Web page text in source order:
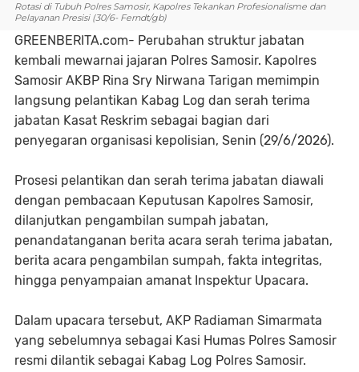
Rotasi di Tubuh Polres Samosir, Kapolres Tekankan Profesionalisme dan
Pelayanan Presisi (30/6- Ferndt/gb)
GREENBERITA.com- Perubahan struktur jabatan
kembali mewarnai jajaran Polres Samosir. Kapolres
Samosir AKBP Rina Sry Nirwana Tarigan memimpin
langsung pelantikan Kabag Log dan serah terima
jabatan Kasat Reskrim sebagai bagian dari
penyegaran organisasi kepolisian, Senin (29/6/2026).
Prosesi pelantikan dan serah terima jabatan diawali
dengan pembacaan Keputusan Kapolres Samosir,
dilanjutkan pengambilan sumpah jabatan,
penandatanganan berita acara serah terima jabatan,
berita acara pengambilan sumpah, fakta integritas,
hingga penyampaian amanat Inspektur Upacara.
Dalam upacara tersebut, AKP Radiaman Simarmata
yang sebelumnya sebagai Kasi Humas Polres Samosir
resmi dilantik sebagai Kabag Log Polres Samosir.